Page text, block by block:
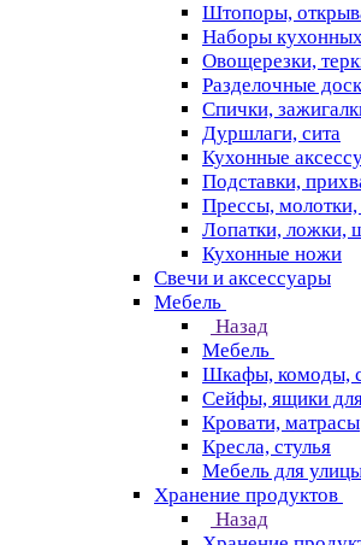
Штопоры,
Наборы
Овощерезки,
Разделочные
Спички,
Дуршлаги, сита
Кухонные
Подставки,
Прессы, молотки,
Лопатки, ложки,
Кухонные ножи
Свечи и аксессуары
Мебель
Назад
Мебель
Шкафы, комоды,
Сейфы, ящики
Кровати, матрасы
Кресла, стулья
Мебель для
Хранение продуктов
Назад